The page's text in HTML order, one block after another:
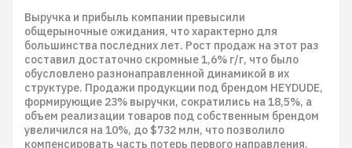
Выручка и прибыль компании превысили
общерыночные ожидания, что характерно для
большинства последних лет. Рост продаж на этот раз
составил достаточно скромные 1,6% г/г, что было
обусловлено разнонаправленной динамикой в их
структуре. Продажи продукции под брендом HEYDUDE,
формирующие 23% выручки, сократились на 18,5%, а
объем реализации товаров под собственным брендом
увеличился на 10%, до $732 млн, что позволило
компенсировать часть потерь первого направления.